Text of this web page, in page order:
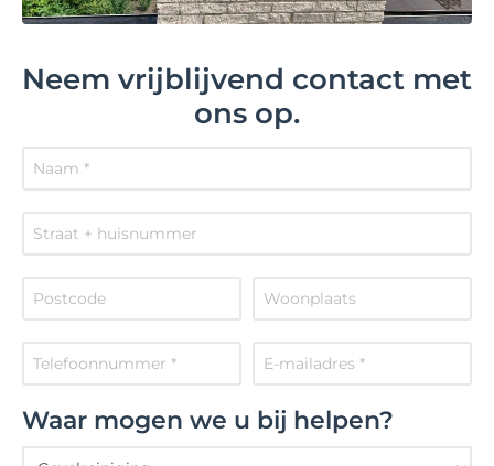
Neem vrijblijvend contact met
ons op.
Waar mogen we u bij helpen?